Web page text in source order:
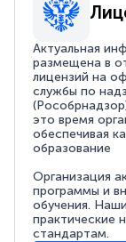
Актуальная
размещена в
лицензий на
службы по
это время
обеспечивая
образование
Организация
программы и
обучения.
практические
стандартам.